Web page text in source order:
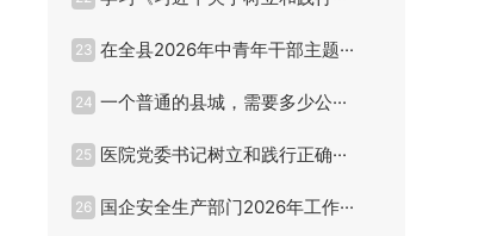
23 在全县2026年中青年干部主题···
24 一个普通的县城，需要多少公···
25 医院党委书记树立和践行正确···
26 国企安全生产部门2026年工作···